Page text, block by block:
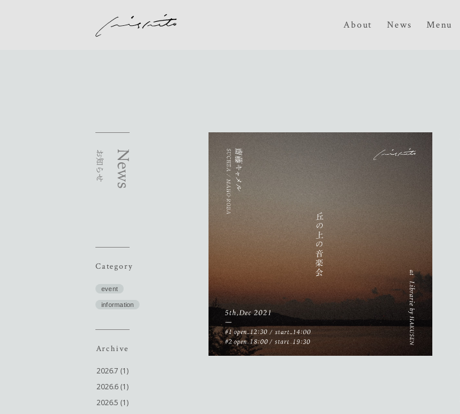
About News Menu
Category
event
information
Archive
2026.7 (1)
2026.6 (1)
2026.5 (1)